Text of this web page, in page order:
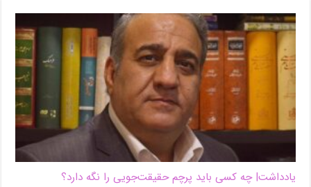
یادداشت| ‌چه کسی باید پرچم حقیقت‌جویی را نگه دارد؟